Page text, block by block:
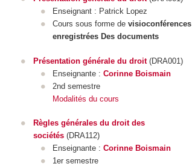
Enseignant : Patrick Lopez
Cours sous forme devisioconférences
enregistrées Des documents
Présentation générale du droit(DRA001)
Enseignante :Corinne Boismain
2nd semestre
Modalités du cours
Règles générales du droit des
sociétés(DRA112)
Enseignante :Corinne Boismain
1er semestre